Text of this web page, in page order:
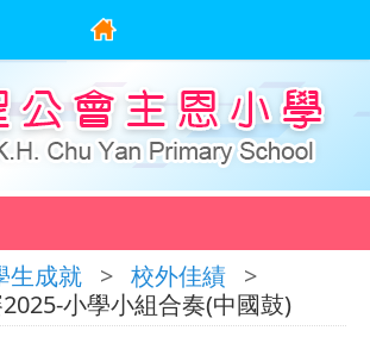
生成就 > 校外佳績 >
小學小組合奏(中國鼓)